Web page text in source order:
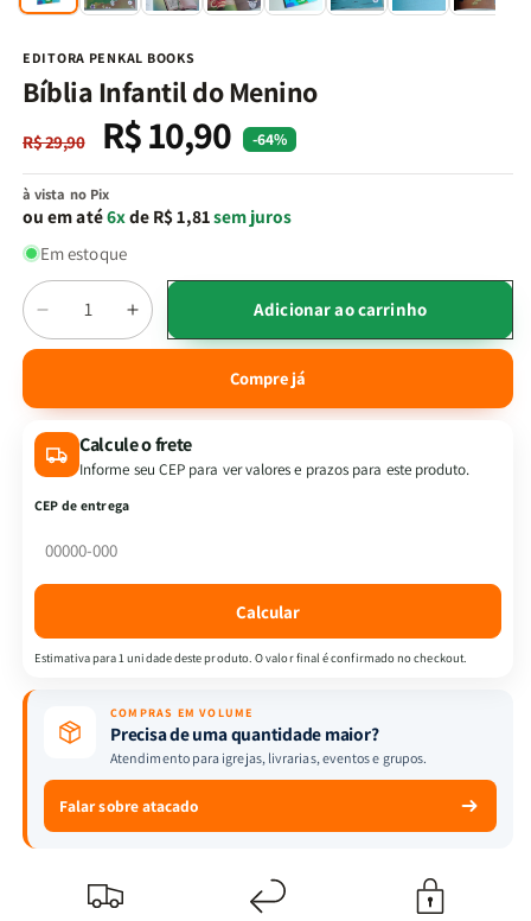
janela
EDITORA PENKAL BOOKS
Bíblia Infantil do Menino
Preço
normal
R$ 29,90
Preço
promocional
R$ 10,90 -64%
à vista no Pix
ou em até6xde R$ 1,81sem juros
Em estoque
Quantidade
Diminuir
a
Bíblia
Infantil
do
Menino
Aumentar
a
quantidade
Bíblia
Infantil
do
Adicionar ao carrinho
Compre já
Calcule o frete
Informe seu CEP para ver valores e prazos para este produto.
CEP de entrega
Calcular
Estimativa para 1 unidade deste produto. O valor final é confirmado no checkout.
COMPRAS EM VOLUME
Precisa de uma quantidade maior?
Atendimento para igrejas, livrarias, eventos e grupos.
Falar sobre atacado